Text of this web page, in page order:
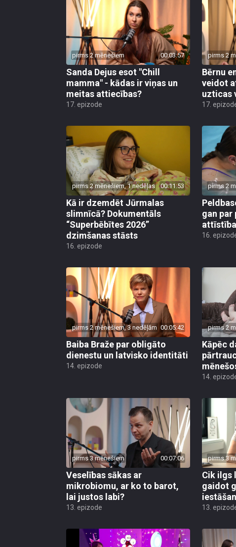
pirms 2 mēnešiem 00:03:57
Sanda Dejus esot "Chill
mamma" - kādas ir viņas un
meitas attiecības?
17. epizode
pirms 2
Bērnu
veidot
uzticas
17.
pirms 2 mēnešiem, 1 nedēļas 00:11:53
Kā ir dzemdēt Jūrmalas
slimnīcā? Dokumentāls
“Superbēbītes 2026”
dzimšanas stāsts
16. epizode
pirms 2
gan par
16.
pirms 2 mēnešiem, 3 nedēļām 00:05:42
Baiba Braže par obligāto
dienestu un latvisko identitāti
14. epizode
pirms 2
Kāpēc
14.
pirms 3 mēnešiem 00:07:06
Veselības sākas ar
mikrobiomu, ar ko to barot,
lai justos labi?
13. epizode
pirms 3
Cik ilgs
gaidot
13.